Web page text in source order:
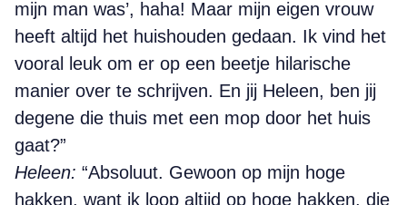
mijn man was’, haha! Maar mijn eigen vrouw
heeft altijd het huishouden gedaan. Ik vind het
vooral leuk om er op een beetje hilarische
manier over te schrijven. En jij Heleen, ben jij
degene die thuis met een mop door het huis
gaat?”
Heleen: “Absoluut. Gewoon op mijn hoge
hakken, want ik loop altijd op hoge hakken, die